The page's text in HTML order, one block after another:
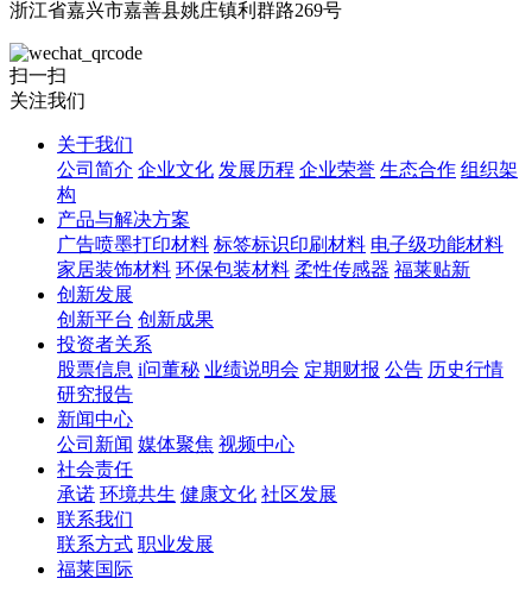
浙江省嘉兴市嘉善县姚庄镇利群路269号
扫一扫
关注我们
关于我们
公司简介 企业文化 发展历程 企业荣誉 生态合作 组织架
构
产品与解决方案
广告喷墨打印材料 标签标识印刷材料 电子级功能材料
家居装饰材料 环保包装材料 柔性传感器 福莱贴新
创新发展
创新平台 创新成果
投资者关系
股票信息 i问董秘 业绩说明会 定期财报 公告 历史行情
研究报告
新闻中心
公司新闻 媒体聚焦 视频中心
社会责任
承诺 环境共生 健康文化 社区发展
联系我们
联系方式 职业发展
福莱国际